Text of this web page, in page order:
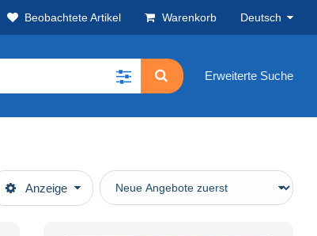
Beobachtete Artikel Warenkorb Deutsch
Erweiterte Suche
Anzeige